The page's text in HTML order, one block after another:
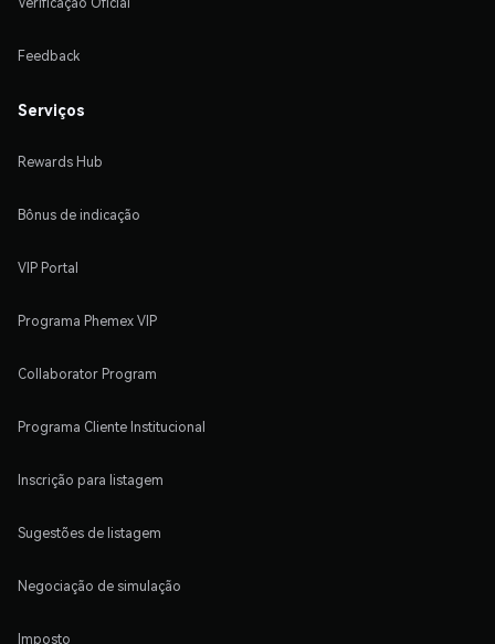
Feedback
Serviços
Rewards Hub
Bônus de indicação
VIP Portal
Programa Phemex VIP
Collaborator Program
Programa Cliente Institucional
Inscrição para listagem
Sugestões de listagem
Negociação de simulação
Imposto